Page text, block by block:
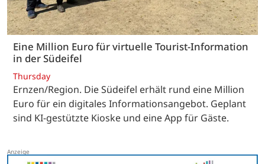
Eine Million Euro für virtuelle Tourist-Information
in der Südeifel
Thursday
Ernzen/Region. Die Südeifel erhält rund eine Million
Euro für ein digitales Informationsangebot. Geplant
sind KI-gestützte Kioske und eine App für Gäste.